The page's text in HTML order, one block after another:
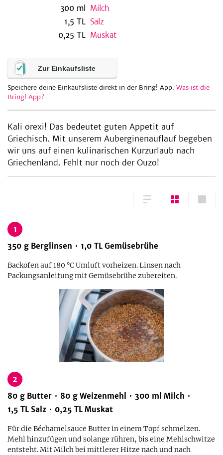
300 ml
Milch
1,5 TL Salz
0,25 TL Muskat
Zur Einkaufsliste
Speichere deine Einkaufsliste direkt in der Bring! App. Was ist die
Bring! App?
Kali orexi! Das bedeutet guten Appetit auf
Griechisch. Mit unserem Auberginenauflauf begeben
wir uns auf einen kulinarischen Kurzurlaub nach
Griechenland. Fehlt nur noch der Ouzo!
1
350 g Berglinsen 1,0 TL Gemüsebrühe
Backofen auf 180 °C Umluft vorheizen. Linsen nach
Packungsanleitung mit Gemüsebrühe zubereiten.
2
80 g Butter 80 g Weizenmehl 300 ml Milch
1,5 TL Salz 0,25 TL Muskat
Für die Béchamelsauce Butter in einem Topf schmelzen.
Mehl hinzufügen und solange rühren, bis eine Mehlschwitze
entsteht. Mit Milch bei mittlerer Hitze nach und nach